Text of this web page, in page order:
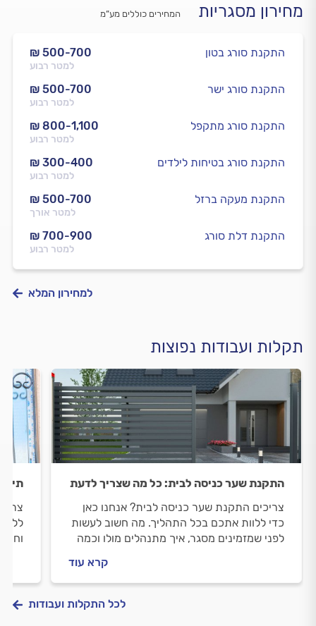
מחירון מסגריות המחירים כוללים מע”מ
₪ 500-700
למטר רבוע
התקנת סורג בטון
₪ 500-700
למטר רבוע
התקנת סורג ישר
₪ 800-1,100
למטר רבוע
התקנת סורג מתקפל
₪ 300-400
למטר רבוע
התקנת סורג בטיחות לילדים
₪ 500-700
למטר אורך
התקנת מעקה ברזל
₪ 700-900
למטר רבוע
התקנת דלת סורג
למחירון המלא
תקלות ועבודות נפוצות
התקנת שער כניסה לבית: כל מה שצריך לדעת
צריכים התקנת שער כניסה לבית? אנחנו כאן
כדי ללוות אתכם בכל התהליך. מה חשוב לעשות
לפני שמזמינים מסגר, איך מתנהלים מולו וכמה
קרא עוד
לכל התקלות ועבודות